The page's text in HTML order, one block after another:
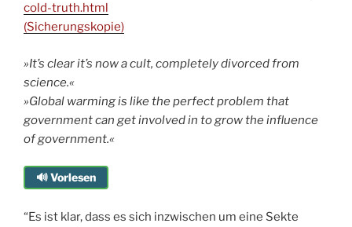
cold-truth.html
(Sicherungskopie)
»It’s clear it’s now a cult, completely divorced from
science.«
»Global warming is like the perfect problem that
government can get involved in to grow the influence
of government.«
🔊 Vorlesen
“Es ist klar, dass es sich inzwischen um eine Sekte